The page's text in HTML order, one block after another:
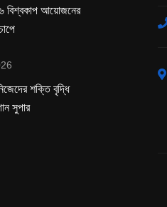
বিশ্বকাপ আয়োজনের
শক্তি বৃদ্ধি
সুপার